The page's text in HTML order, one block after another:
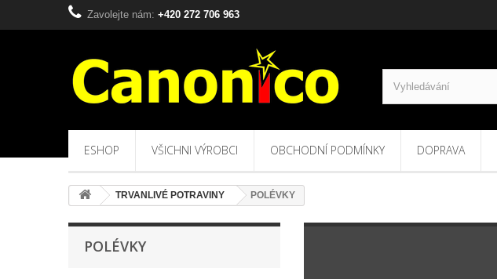
Zavolejte nám: +420 272 706 963
ESHOP VŠICHNI VÝROBCI OBCHODNÍ PODMÍNKY DOPRAVA
TRVANLIVÉ POTRAVINY POLÉVKY
POLÉVKY